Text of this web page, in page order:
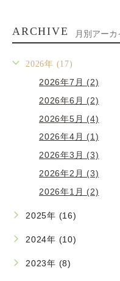
ARCHIVE 月別アーカ
2026年 (17)
2026年7月 (2)
2026年6月 (2)
2026年5月 (4)
2026年4月 (1)
2026年3月 (3)
2026年2月 (3)
2026年1月 (2)
2025年 (16)
2024年 (10)
2023年 (8)